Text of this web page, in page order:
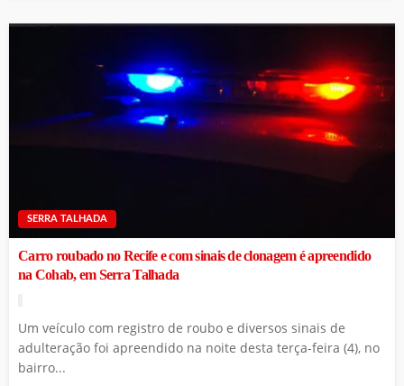
SERRA TALHADA
Carro roubado no Recife e com sinais de clonagem é apreendido
na Cohab, em Serra Talhada
Um veículo com registro de roubo e diversos sinais de
adulteração foi apreendido na noite desta terça-feira (4), no
bairro...